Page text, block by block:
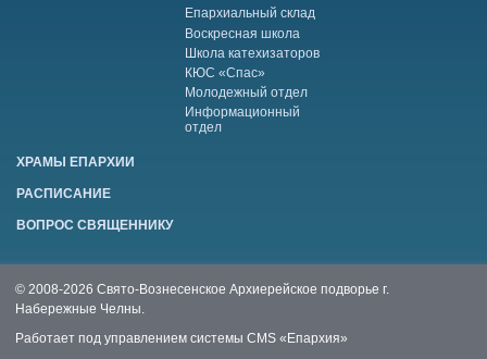
Епархиальный склад
Воскресная школа
Школа катехизаторов
КЮС «Спас»
Молодежный отдел
Информационный
отдел
ХРАМЫ ЕПАРХИИ
РАСПИСАНИЕ
ВОПРОС СВЯЩЕННИКУ
© 2008-2026 Свято-Вознесенское Архиерейское подворье г.
Набережные Челны.
Работает под управлением системы CMS «Епархия»